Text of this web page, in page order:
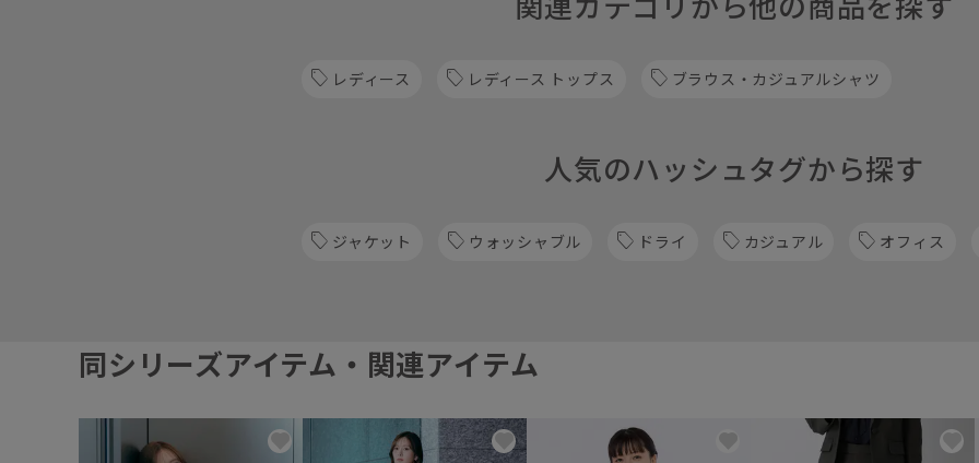
レディース レディース トップス ブラウス・カジュアルシャツ
人気のハッシュタグから探す
ジャケット ウォッシャブル ドライ カジュアル オフィス
同シリーズアイテム・関連アイテム